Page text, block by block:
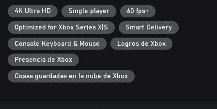
4K Ultra HD Single player 60 fps+
Optimized for Xbox Series X|S Smart Delivery
Console Keyboard & Mouse Logros de Xbox
Presencia de Xbox
Cosas guardadas en la nube de Xbox